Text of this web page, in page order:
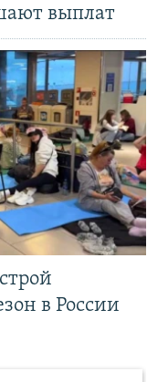
выплат
в России